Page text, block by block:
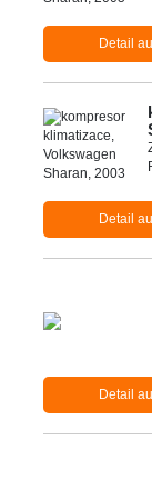
Detail
Detail
Detail